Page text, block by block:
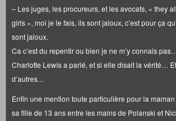
– Les juges, les procureurs, et les avocats, « they
girls », moi je le fais, ils sont jaloux, c’est pour ça
sont jaloux.
Ca c’est du repentir ou bien je ne m’y connais
Charlotte Lewis a parlé, et si elle disait la vérité…
d’autres…
Enfin une mention toute particulière pour la
sa fille de 13 ans entre les mains de Polanski et